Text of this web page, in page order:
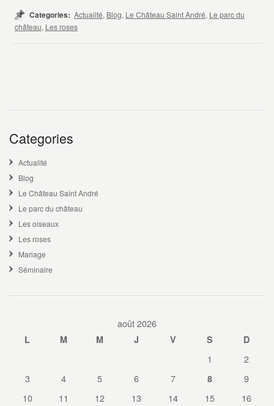
Categories: Actualité, Blog, Le Château Saint André, Le parc du
château, Les roses
Categories
Actualité
Blog
Le Château Saint André
Le parc du château
Les oiseaux
Les roses
Mariage
Séminaire
août 2026
L M M J V S D
1
2
3
4 5 6 7 8
9
10
11 12 13 14 15
16